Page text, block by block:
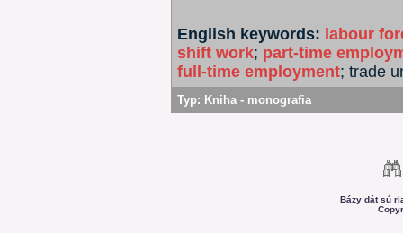
English keywords: labour
shift work; part-time
full-time employment; trade
Typ: Kniha - monografia
Bázy dát sú